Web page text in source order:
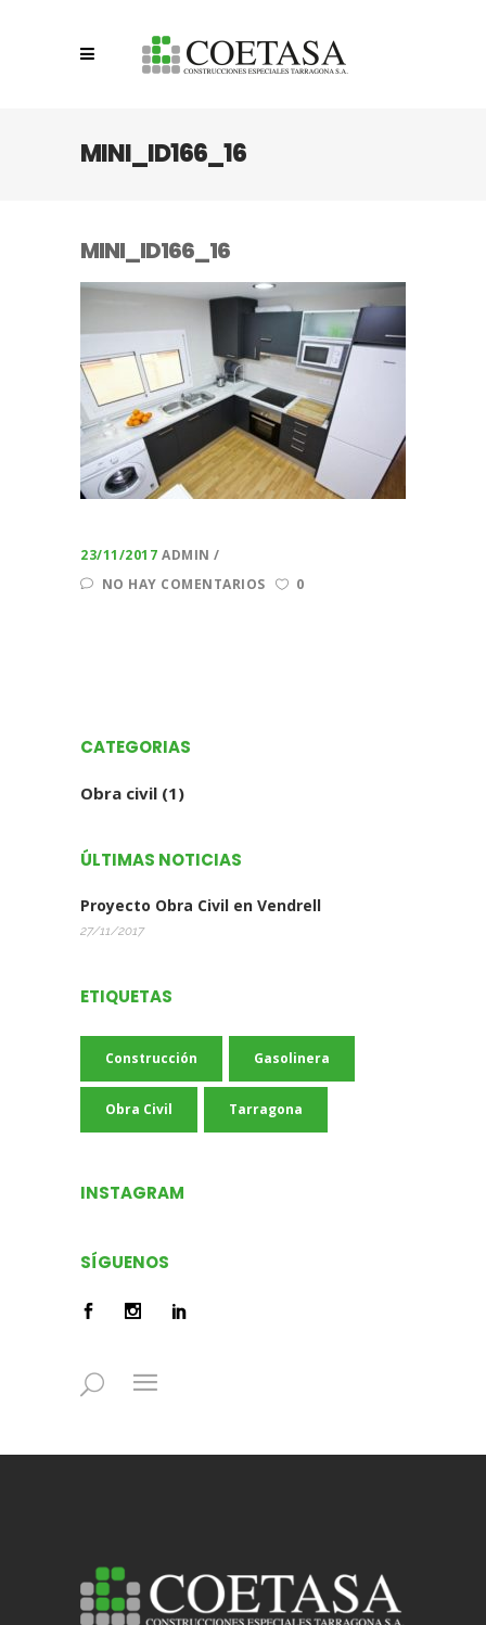
MINI_ID166_16
MINI_ID166_16
23/11/2017 ADMIN
NO HAY COMENTARIOS
0
CATEGORIAS
Obra civil (1)
ÚLTIMAS NOTICIAS
Proyecto Obra Civil en Vendrell
27/11/2017
ETIQUETAS
Construcción Gasolinera
Obra Civil Tarragona
INSTAGRAM
SÍGUENOS